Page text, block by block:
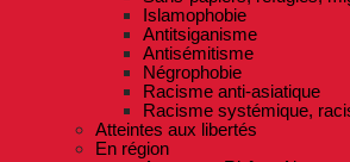
Islamophobie
Antitsiganisme
Antisémitisme
Négrophobie
Racisme anti-asiatique
Racisme systémique,
Atteintes aux libertés
En région